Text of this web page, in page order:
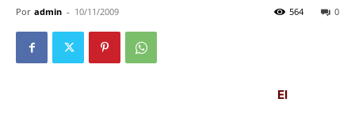
Por admin - 10/11/2009 0
564
El